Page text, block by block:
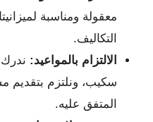
معقولة ومناسبة
التكاليف.
الالتزام بالمواعيد:
سكيب، ونلتزم بتقديم
المتفق عليه.